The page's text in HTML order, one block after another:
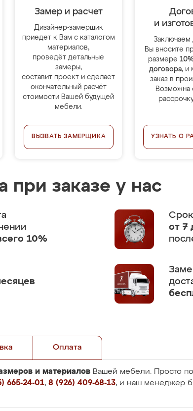
Замер и расчет
Дизайнер-замерщик
приедет к Вам с каталогом
материалов,
проведёт детальные
замеры,
составит проект и сделает
окончательный расчёт
стоимости Вашей будущей
мебели.
ВЫЗВАТЬ ЗАМЕРЩИКА
и
Заключаем
Вы вносите
размере
договора, и
заказ в
Возможна
УЗНАТЬ О
при заказе у нас
10%
от 7
Оплата
и материалов Вашей мебели. Просто
665-24-01, 8 (926) 409-68-13, и наш менеджер